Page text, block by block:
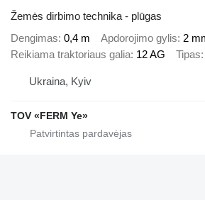
Žemės dirbimo technika - plūgas
Dengimas 0,4 m Apdorojimo gylis 2
Reikiama traktoriaus galia 12 AG Tipas
Ukraina, Kyiv
TOV «FERM Ye»